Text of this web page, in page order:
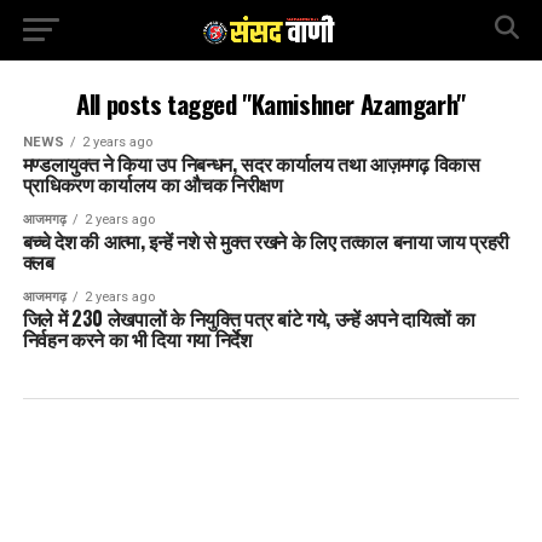
All posts tagged "Kamishner Azamgarh"
NEWS 2 years ago
मण्डलायुक्त ने किया उप निबन्धन, सदर कार्यालय तथा आज़मगढ़ विकास
प्राधिकरण कार्यालय का औचक निरीक्षण
आजमगढ़ 2 years ago
बच्चे देश की आत्मा, इन्हें नशे से मुक्त रखने के लिए तत्काल बनाया जाय प्रहरी
क्लब
आजमगढ़ 2 years ago
जिले में 230 लेखपालों के नियुक्ति पत्र बांटे गये, उन्हें अपने दायित्वों का
निर्वहन करने का भी दिया गया निर्देश